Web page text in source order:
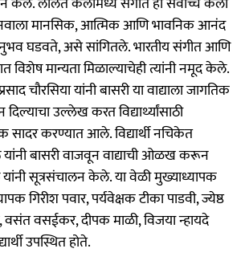
मानसिक, आत्मिक आणि भावनिक आनंद
घडवते, असे सांगितले. भारतीय संगीत आणि
विशेष मान्यता मिळाल्याचेही त्यांनी नमूद केले.
चौरसिया यांनी बासरी या वाद्याला जागतिक
उल्लेख करत विद्यार्थ्यांसाठी
सादर करण्यात आले. विद्यार्थी नचिकेत
बासरी वाजवून वाद्याची ओळख करून
सूत्रसंचालन केले. या वेळी मुख्याध्यापक
गिरीश पवार, पर्यवेक्षक टीका पाडवी, ज्येष्ठ
वसंत वसईकर, दीपक माळी, विजया न्हायदे
उपस्थित होते.